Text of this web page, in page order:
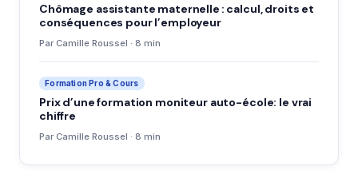
Chômage assistante maternelle : calcul, droits et
conséquences pour l’employeur
Par Camille Roussel · 8 min
Formation Pro & Cours
Prix d’une formation moniteur auto-école: le vrai
chiffre
Par Camille Roussel · 8 min